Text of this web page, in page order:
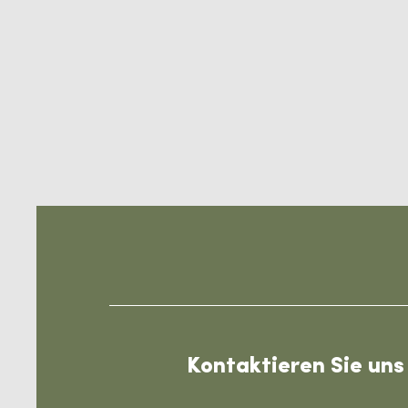
Kontaktieren Sie uns